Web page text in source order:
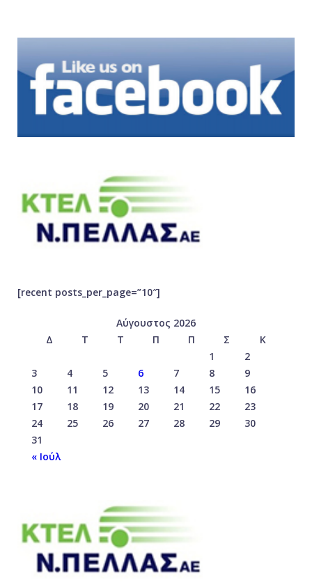
[recent posts_per_page=”10″]
Αύγουστος 2026
Δ
Τ Τ Π Π Σ
Κ
1
2
3
4 5 6 7 8
9
10
11 12 13 14 15
16
17
18 19 20 21 22
23
24
25 26 27 28 29
30
31
« Ιούλ